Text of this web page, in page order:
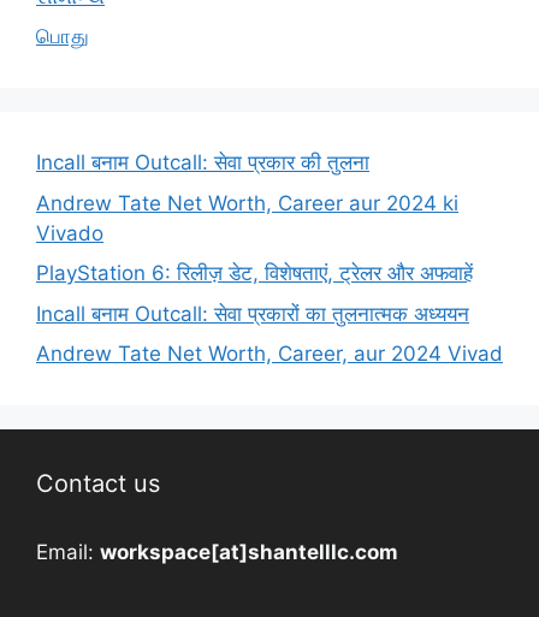
பொது
Incall बनाम Outcall: सेवा प्रकार की तुलना
Andrew Tate Net Worth, Career aur 2024 ki
Vivado
PlayStation 6: रिलीज़ डेट, विशेषताएं, ट्रेलर और अफवाहें
Incall बनाम Outcall: सेवा प्रकारों का तुलनात्मक अध्ययन
Andrew Tate Net Worth, Career, aur 2024 Vivad
Contact us
Email: workspace[at]shantelllc.com